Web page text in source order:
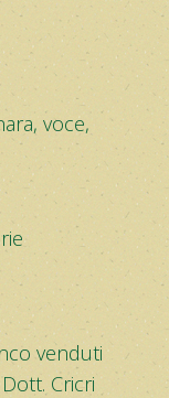
voce,
venduti
Cricri